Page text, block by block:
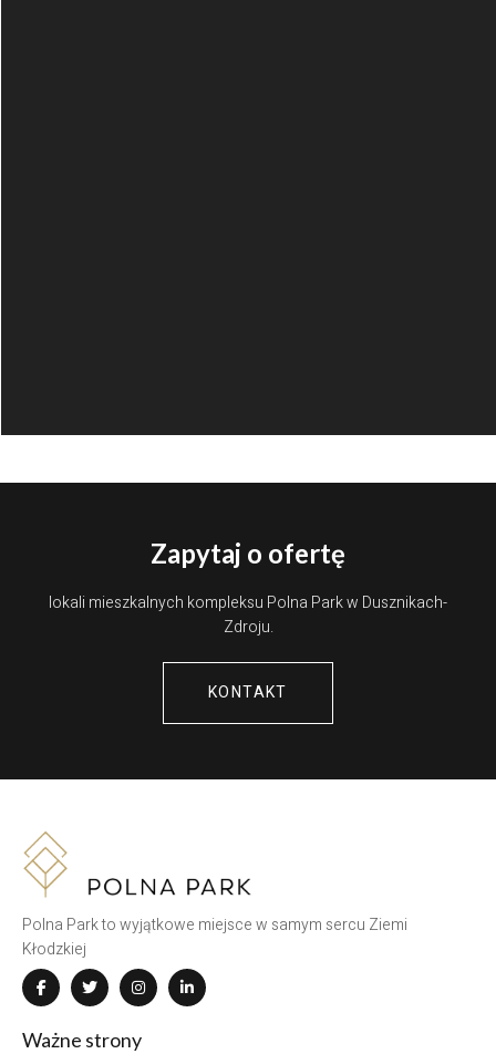
Zapytaj o ofertę
lokali mieszkalnych kompleksu Polna Park w Dusznikach-
Zdroju.
KONTAKT
Polna Park to wyjątkowe miejsce w samym sercu Ziemi
Kłodzkiej
Ważne strony